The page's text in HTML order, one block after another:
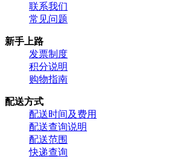
联系我们
常见问题
新手上路
发票制度
积分说明
购物指南
配送方式
配送时间及费用
配送查询说明
配送范围
快递查询